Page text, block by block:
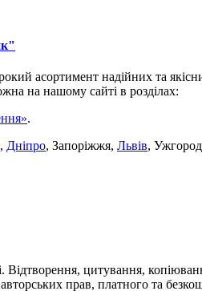
асортимент надійних та
на нашому сайті в розділах:
.
, Дніпро, Запоріжжя, Львів,
Відтворення, цитування,
прав, платного та